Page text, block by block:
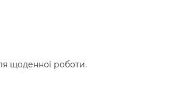
щоденної роботи.